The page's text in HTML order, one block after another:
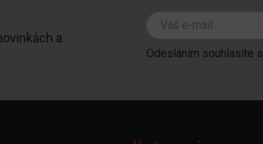
a
Odesláním souhlasíte s